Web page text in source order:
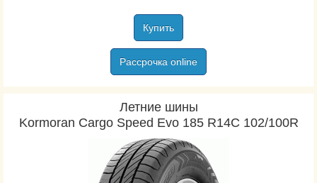
Купить
Рассрочка online
Летние шины
Kormoran Cargo Speed Evo 185 R14C 102/100R